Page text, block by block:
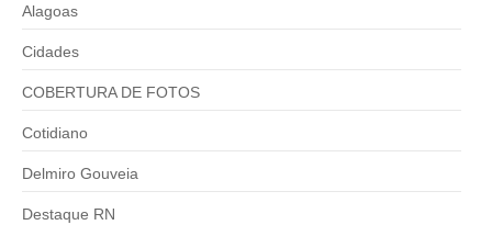
Alagoas
Cidades
COBERTURA DE FOTOS
Cotidiano
Delmiro Gouveia
Destaque RN